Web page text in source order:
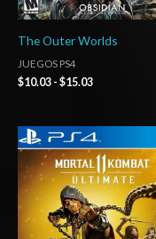
The Outer Worlds
JUEGOS PS4
$10.03 - $15.03
Rango
de
precios:
desde
$6.03
hasta
$10.03